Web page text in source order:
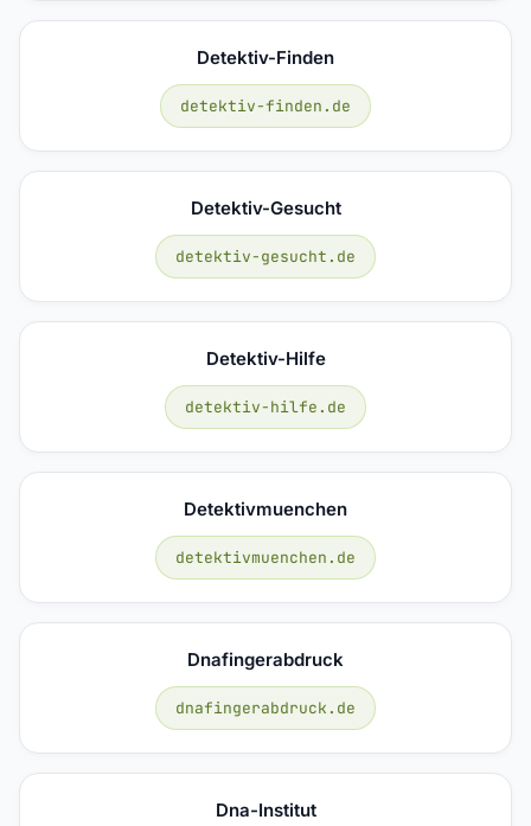
Detektiv-Finden
detektiv-finden.de
Detektiv-Gesucht
detektiv-gesucht.de
Detektiv-Hilfe
detektiv-hilfe.de
Detektivmuenchen
detektivmuenchen.de
Dnafingerabdruck
dnafingerabdruck.de
Dna-Institut